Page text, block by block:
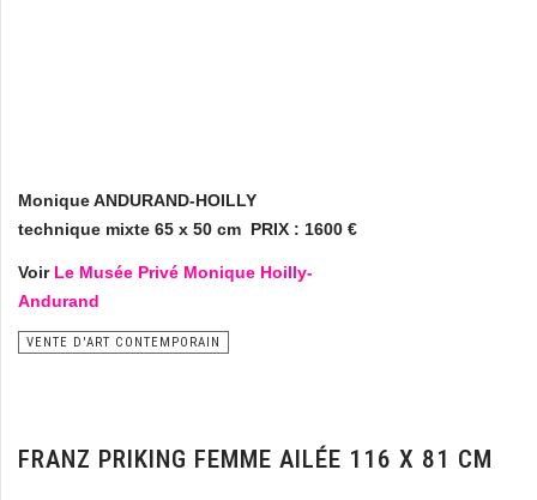
Monique ANDURAND-HOILLY
technique mixte 65 x 50 cm PRIX : 1600 €
Voir Le Musée Privé Monique Hoilly-
Andurand
VENTE D'ART CONTEMPORAIN
FRANZ PRIKING FEMME AILÉE 116 X 81 CM